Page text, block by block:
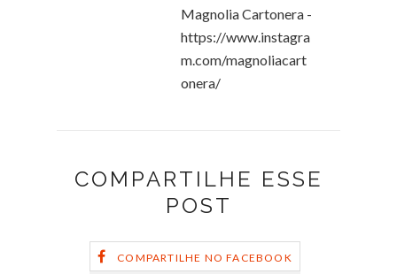
Magnolia Cartonera -
https://www.instagra
m.com/magnoliacart
onera/
COMPARTILHE ESSE
POST
COMPARTILHE NO FACEBOOK